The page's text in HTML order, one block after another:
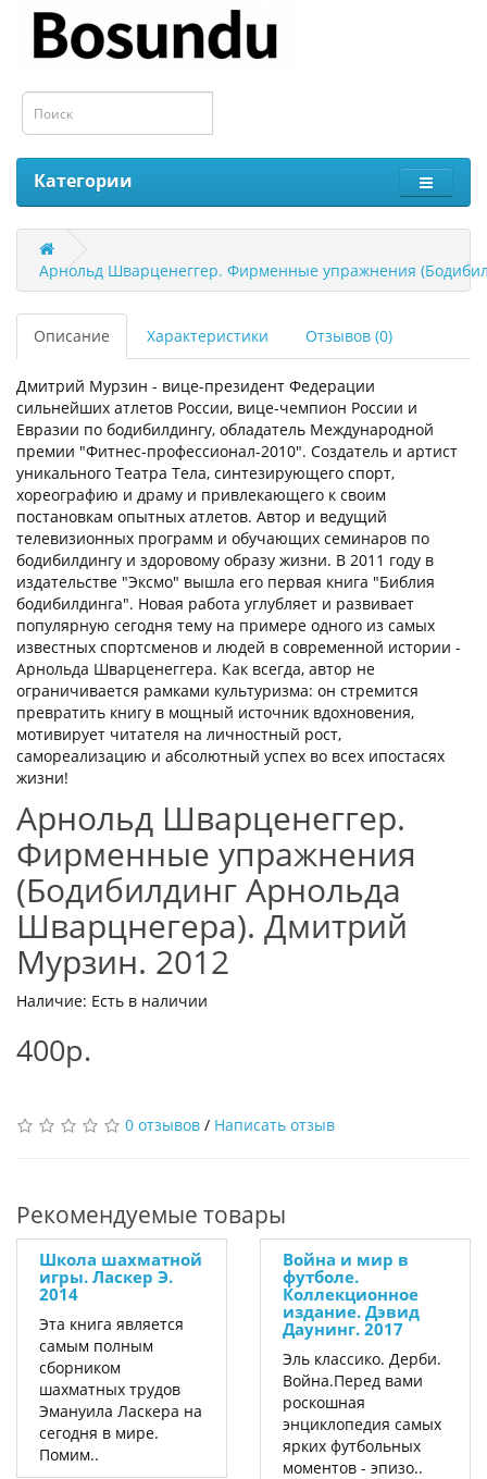
Категории
Арнольд Шварценеггер. Фирменные упражнения
Описание Характеристики Отзывов (0)
Дмитрий Мурзин - вице-президент Федерации
сильнейших атлетов России, вице-чемпион России и
Евразии по бодибилдингу, обладатель Международной
премии "Фитнес-профессионал-2010". Создатель и артист
уникального Театра Тела, синтезирующего спорт,
хореографию и драму и привлекающего к своим
постановкам опытных атлетов. Автор и ведущий
телевизионных программ и обучающих семинаров по
бодибилдингу и здоровому образу жизни. В 2011 году в
издательстве "Эксмо" вышла его первая книга "Библия
бодибилдинга". Новая работа углубляет и развивает
популярную сегодня тему на примере одного из самых
известных спортсменов и людей в современной истории -
Арнольда Шварценеггера. Как всегда, автор не
ограничивается рамками культуризма: он стремится
превратить книгу в мощный источник вдохновения,
мотивирует читателя на личностный рост,
самореализацию и абсолютный успех во всех ипостасях
жизни!
Арнольд Шварценеггер.
Фирменные упражнения
(Бодибилдинг Арнольда
Шварцнегера). Дмитрий
Мурзин. 2012
Наличие: Есть в наличии
400р.
0 отзывов / Написать отзыв
Рекомендуемые товары
Школа шахматной
игры. Ласкер Э.
2014
Эта книга является
самым полным
сборником
шахматных трудов
Эмануила Ласкера на
сегодня в мире.
Помим..
Война и мир в
футболе.
Коллекционное
издание. Дэвид
Даунинг. 2017
Эль классико. Дерби.
Война.Перед вами
роскошная
энциклопедия самых
ярких футбольных
моментов - эпизо..